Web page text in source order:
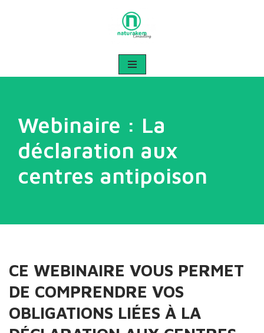
Webinaire : La
déclaration aux
centres antipoison
CE WEBINAIRE VOUS PERMET
DE COMPRENDRE VOS
OBLIGATIONS LIÉES À LA